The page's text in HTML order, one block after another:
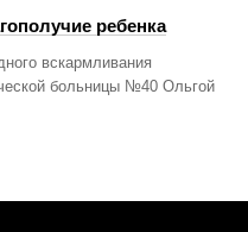
ребенка
вскармливания
больницы №40 Ольгой